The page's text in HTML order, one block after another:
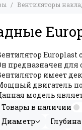
Вентиляторы
Europlast
предназначен для
имеет
двигатель
модель
Товары в наличии
Диаметр